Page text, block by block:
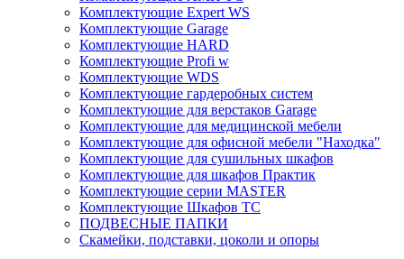
Комплектующие Expert WS
Комплектующие Garage
Комплектующие HARD
Комплектующие Profi w
Комплектующие WDS
Комплектующие гардеробных систем
Комплектующие для верстаков Garage
Комплектующие для медицинской мебели
Комплектующие для офисной мебели "Находка"
Комплектующие для сушильных шкафов
Комплектующие для шкафов Практик
Комплектующие серии MASTER
Комплектующие Шкафов ТС
ПОДВЕСНЫЕ ПАПКИ
Скамейки, подставки, цоколи и опоры